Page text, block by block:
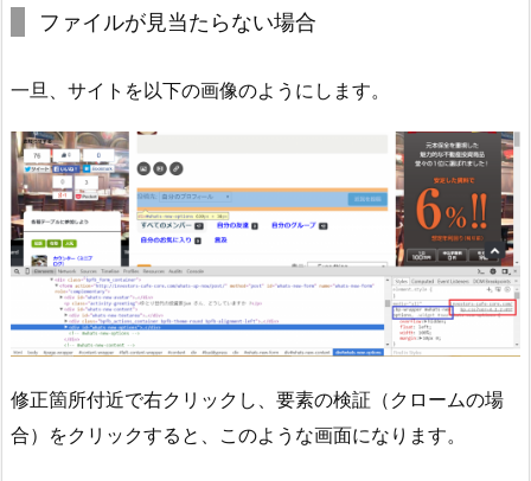
ファイルが見当たらない場合
一旦、サイトを以下の画像のようにします。
修正箇所付近で右クリックし、要素の検証（クロームの場
合）をクリックすると、このような画面になります。